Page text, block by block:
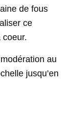
de fous
ce
coeur.
au
jusqu’en